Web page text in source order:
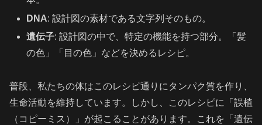
DNA: 設計図の素材である文字列そのもの。
遺伝子: 設計図の中で、特定の機能を持つ部分。「髪
の色」「目の色」などを決めるレシピ。
普段、私たちの体はこのレシピ通りにタンパク質を作り、
生命活動を維持しています。しかし、このレシピに「誤植
（コピーミス）」が起こることがあります。これを「遺伝